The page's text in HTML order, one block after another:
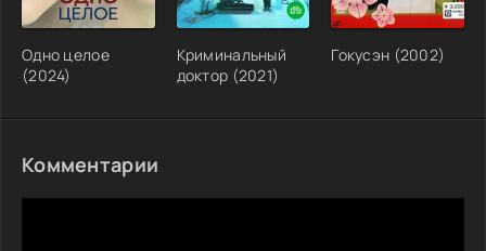
Одно целое
(2024)
Криминальный
доктор (2021)
Гокусэн (2002)
Комментарии